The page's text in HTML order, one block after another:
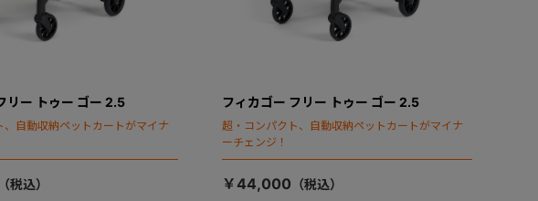
リー トゥー ゴー 2.5
、自動収納ペットカートがマイナ
フィカゴー フリー トゥー ゴー 2.5
超・コンパクト、自動収納ペットカートがマイナ
ーチェンジ！
￥44,000